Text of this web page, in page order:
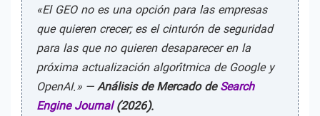
«El GEO no es una opción para las empresas
que quieren crecer; es el cinturón de seguridad
para las que no quieren desaparecer en la
próxima actualización algorítmica de Google y
OpenAI.» —Análisis de Mercado deSearch
Engine Journal(2026).